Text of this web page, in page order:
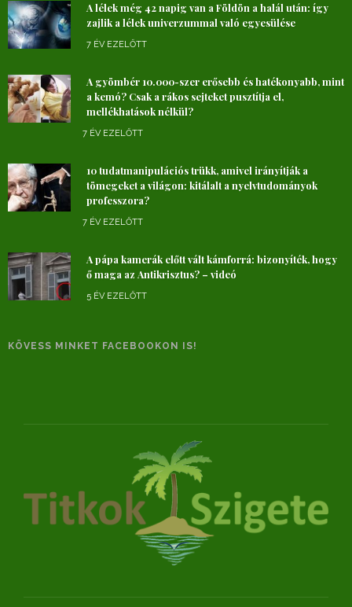
A lélek még 42 napig van a Földön a halál után: így
zajlik a lélek univerzummal való egyesülése
7 ÉV EZELŐTT
A gyömbér 10.000-szer erősebb és hatékonyabb, mint
a kemó? Csak a rákos sejteket pusztítja el,
mellékhatások nélkül?
7 ÉV EZELŐTT
10 tudatmanipulációs trükk, amivel irányítják a
tömegeket a világon: kitálalt a nyelvtudományok
professzora?
7 ÉV EZELŐTT
A pápa kamerák előtt vált kámforrá: bizonyíték, hogy
ő maga az Antikrisztus? – videó
5 ÉV EZELŐTT
KÖVESS MINKET FACEBOOKON IS!